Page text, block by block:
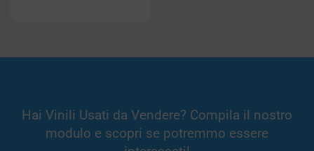
Hai Vinili Usati da Vendere? Compila il nostro
modulo e scopri se potremmo essere